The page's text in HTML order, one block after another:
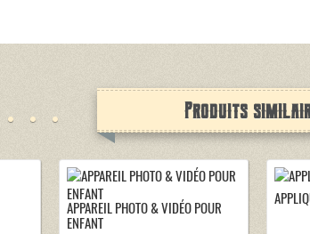
Produits
APPAREIL PHOTO & VIDÉO POUR
ENFANT